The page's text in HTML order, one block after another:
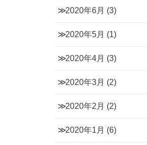
2020年6月 (3)
2020年5月 (1)
2020年4月 (3)
2020年3月 (2)
2020年2月 (2)
2020年1月 (6)